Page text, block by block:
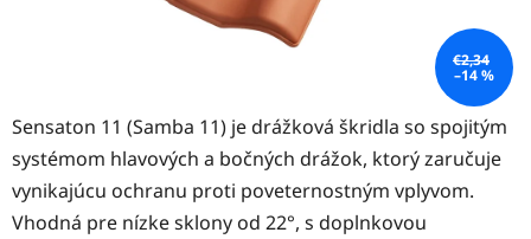
Sensaton 11 (Samba 11) je drážková škridla so spojitým
systémom hlavových a bočných drážok, ktorý zaručuje
vynikajúcu ochranu proti poveternostným vplyvom.
Vhodná pre nízke sklony od 22°, s doplnkovou
€2,34
–14 %